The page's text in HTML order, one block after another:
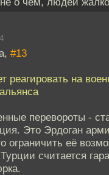
#13
реагировать на
перевороты -
Это Эрдоган
ограничить её
считается